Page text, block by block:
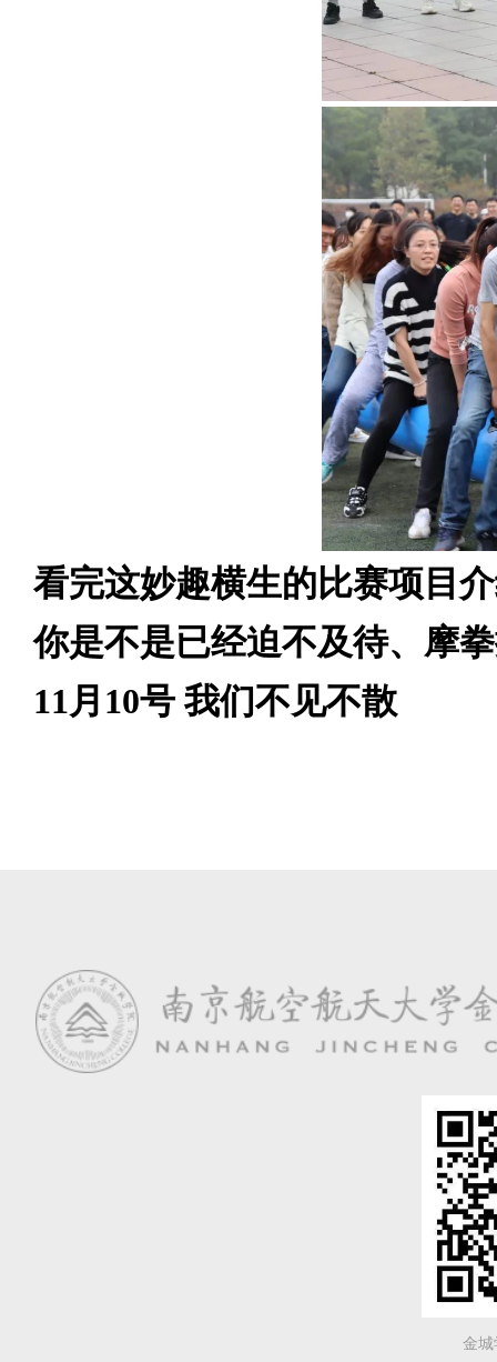
看完这妙趣横生的比赛项目
你是不是已经迫不及待、摩
11月10号 我们不见不散
金城